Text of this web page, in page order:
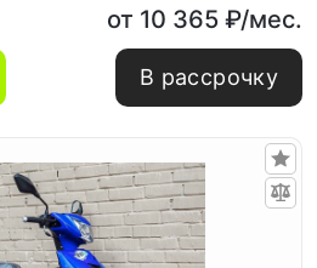
от 10 365 ₽/мес.
В рассрочку